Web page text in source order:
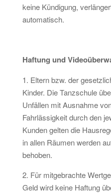
keine Kündigung,
automatisch.
Haftung und
1. Eltern bzw. der
Kinder. Die Tanzschule
Unfällen mit Ausnahme
Fahrlässigkeit durch den
Kunden gelten die
in allen Räumen werden
behoben.
2. Für mitgebrachte
Geld wird keine Haftung